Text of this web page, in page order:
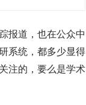
报道，也在公众中
系统，都多少显得
注的，要么是学术